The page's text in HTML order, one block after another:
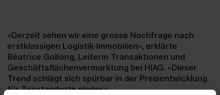
«Derzeit sehen wir eine grosse Nachfrage nach
erstklassigen Logistik-Immobilien», erklärte
Béatrice Gollong, Leiterin Transaktionen und
Geschäftsflächenvermarktung bei HIAG. «Dieser
Trend schlägt sich spürbar in der Preisentwicklung
für Topstandorte nieder.»